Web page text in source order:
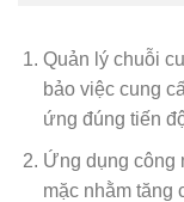
Quản lý chuỗi
bảo việc cung
ứng đúng tiến
Ứng dụng công
mặc nhằm tăng